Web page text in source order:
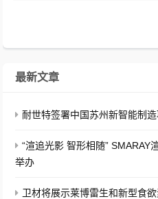
最新文章
耐世特签署中国苏州新智能制
“渲追光影 智形相随” SMARAY
举办
卫材将展示莱博雷生和新型食